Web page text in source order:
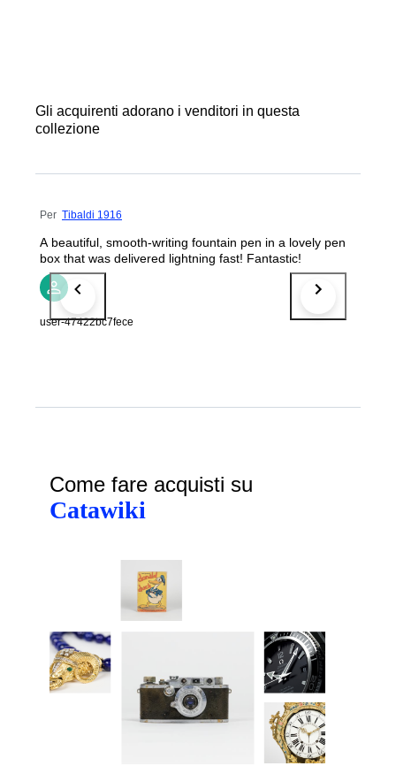
Gli acquirenti adorano i venditori in questa
collezione
Per Tibaldi 1916
A beautiful, smooth-writing fountain pen in a lovely pen
box that was delivered lightning fast! Fantastic!
user-47422bc7fece
Come fare acquisti su
Catawiki